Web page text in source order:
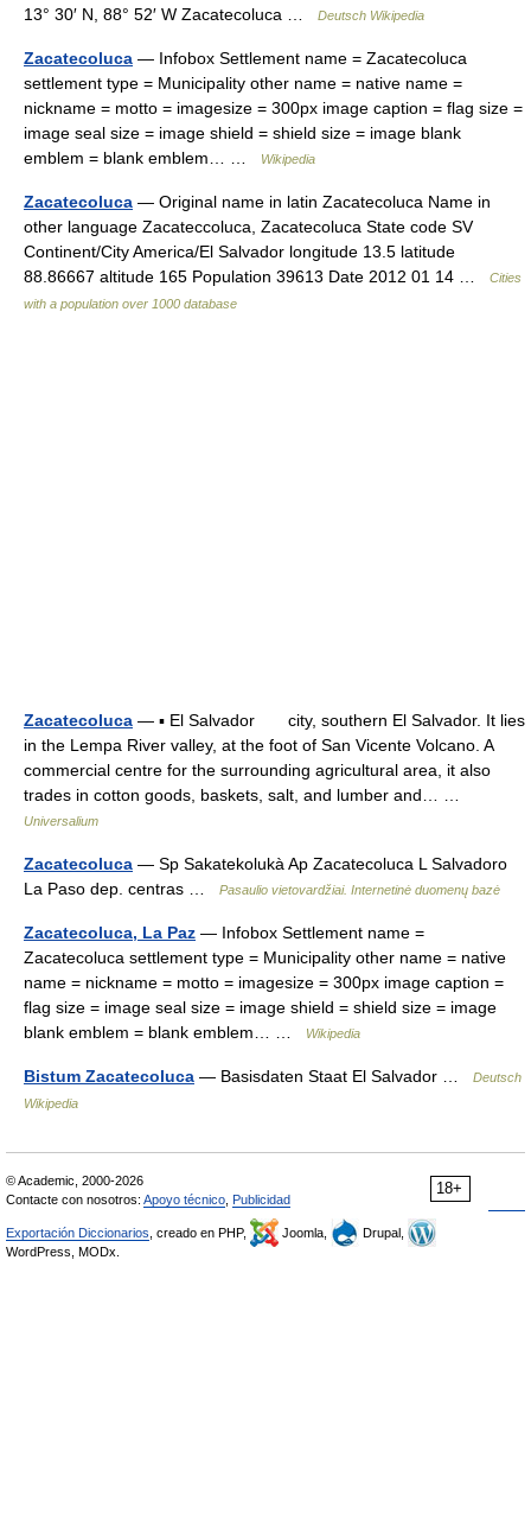
13° 30′ N, 88° 52′ W Zacatecoluca …
Deutsch Wikipedia
Zacatecoluca — Infobox Settlement name = Zacatecoluca
settlement type = Municipality other name = native name =
nickname = motto = imagesize = 300px image caption = flag size =
image seal size = image shield = shield size = image blank
emblem = blank emblem… …
Wikipedia
Zacatecoluca — Original name in latin Zacatecoluca Name in
other language Zacateccoluca, Zacatecoluca State code SV
Continent/City America/El Salvador longitude 13.5 latitude
88.86667 altitude 165 Population 39613 Date 2012 01 14 …
Cities
with a population over 1000 database
Zacatecoluca — ▪ El Salvador city, southern El Salvador. It lies
in the Lempa River valley, at the foot of San Vicente Volcano. A
commercial centre for the surrounding agricultural area, it also
trades in cotton goods, baskets, salt, and lumber and… …
Universalium
Zacatecoluca — Sp Sakatekolukà Ap Zacatecoluca L Salvadoro
La Paso dep. centras …
Pasaulio vietovardžiai. Internetinė duomenų bazė
Zacatecoluca, La Paz — Infobox Settlement name =
Zacatecoluca settlement type = Municipality other name = native
name = nickname = motto = imagesize = 300px image caption =
flag size = image seal size = image shield = shield size = image
blank emblem = blank emblem… …
Wikipedia
Bistum Zacatecoluca — Basisdaten Staat El Salvador …
Deutsch
Wikipedia
18+
© Academic, 2000-2026
Contacte con nosotros: Apoyo técnico Publicidad
Exportación Diccionarios , creado en PHP, Joomla,
Drupal,
WordPress, MODx.